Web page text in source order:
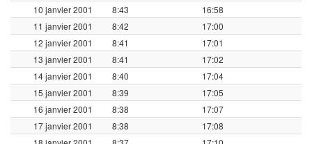
10 janvier 2001 8:43
16:58
11 janvier 2001
8:42
17:00
12 janvier 2001
8:41
17:01
13 janvier 2001
8:41
17:02
14 janvier 2001
8:40
17:04
15 janvier 2001
8:39
17:05
16 janvier 2001
8:38
17:07
17 janvier 2001
8:38
17:08